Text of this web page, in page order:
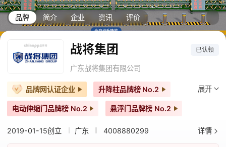
品牌 简介 企业 资讯 评价
战将集团
广东战将集团有限公司
已认领
展开
品牌网认证企业 升降柱品牌榜 No.2
电动伸缩门品牌榜 No.2 悬浮门品牌榜 No.2
停车场系统品牌榜 No.3 危废间品牌榜
2019-01-15创立 广东 4008880299 详情